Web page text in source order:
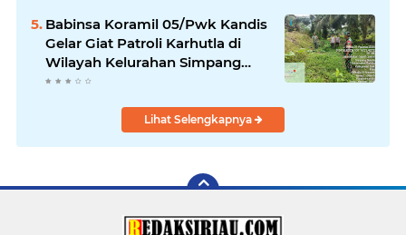
Babinsa Koramil 05/Pwk Kandis
Gelar Giat Patroli Karhutla di
Wilayah Kelurahan Simpang
Belutu
Lihat Selengkapnya